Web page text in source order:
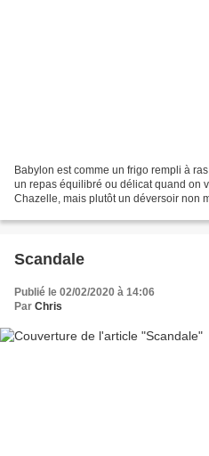
Babylon est comme un frigo rempli à
un repas équilibré ou délicat quand on
Chazelle, mais plutôt un déversoir non
Scandale
Publié le 02/02/2020 à 14:06
Par Chris